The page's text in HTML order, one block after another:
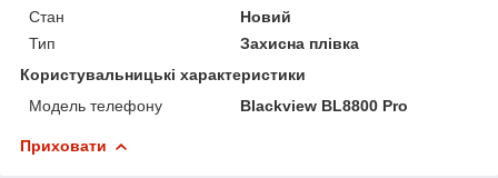
Стан
Новий
Тип
Захисна плівка
Користувальницькі характеристики
Модель телефону
Blackview BL8800 Pro
Приховати